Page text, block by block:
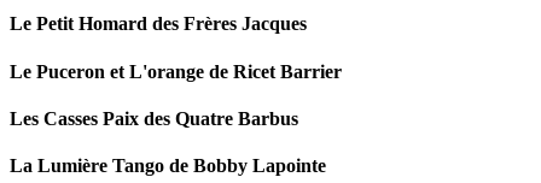
Le Petit Homard des Frères Jacques
Le Puceron et L'orange de Ricet Barrier
Les Casses Paix des Quatre Barbus
La Lumière Tango de Bobby Lapointe